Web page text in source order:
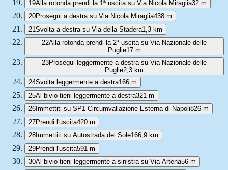
19Alla rotonda prendi la 1ª uscita su Via Nicola Miraglia32 m
20Prosegui a destra su Via Nicola Miraglia438 m
21Svolta a destra su Via della Stadera1,3 km
22Alla rotonda prendi la 2ª uscita su Via Nazionale delle
Puglie17 m
23Prosegui leggermente a destra su Via Nazionale delle
Puglie2,3 km
24Svolta leggermente a destra166 m
25Al bivio tieni leggermente a destra321 m
26Immettiti su SP1 Circumvallazione Esterna di Napoli826 m
27Prendi l'uscita420 m
28Immettiti su Autostrada del Sole166,9 km
29Prendi l'uscita591 m
30Al bivio tieni leggermente a sinistra su Via Artena56 m